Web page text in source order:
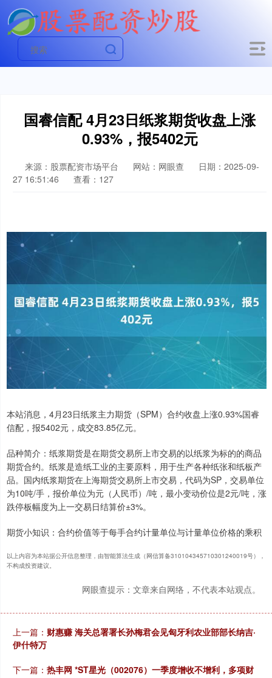
国睿信配 4月23日纸浆期货收盘上涨
0.93%，报5402元
来源：股票配资市场平台 网站：网眼查
日期：2025-09-
27 16:51:46
查看：127
本站消息，4月23日纸浆主力期货（SPM）合约收盘上涨0.93%国睿
信配，报5402元，成交83.85亿元。
品种简介：纸浆期货是在期货交易所上市交易的以纸浆为标的的商品
期货合约。纸浆是造纸工业的主要原料，用于生产各种纸张和纸板产
品。国内纸浆期货在上海期货交易所上市交易，代码为SP，交易单位
为10吨/手，报价单位为元（人民币）/吨，最小变动价位是2元/吨，涨
跌停板幅度为上一交易日结算价±3%。
期货小知识：合约价值等于每手合约计量单位与计量单位价格的乘积
以上内容为本站据公开信息整理，由智能算法生成（网信算备310104345710301240019号），
不构成投资建议。
网眼查提示：文章来自网络，不代表本站观点。
上一篇： 财惠赚 海关总署署长孙梅君会见匈牙利农业部部长纳吉·
伊什特万
下一篇： 热丰网 *ST星光（002076）一季度增收不增利，多项财